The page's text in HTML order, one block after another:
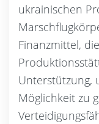
ukrainischen
Finanzmittel,
Unterstützung,
Möglichkeit zu